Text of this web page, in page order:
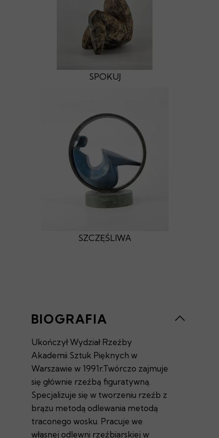
SPOKUJ
SZCZĘŚLIWA
BIOGRAFIA
Ukończył Wydział Rzeźby
Akademii Sztuk Pięknych w
Warszawie w 1991r.Twórczo zajmuje
się głównie rzeźbą figuratywną.
Specjalizuje się w tworzeniu rzeźb z
brązu metodą odlewania metodą
traconego wosku. Pracuje we
własnej odlewni rzeźbiarskiej w